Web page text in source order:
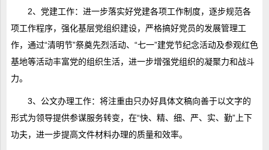
2、党建工作：进一步落实好党建各项工作制度，逐步规范各
项工作程序，强化基层党组织建设，严格搞好党员的发展管理工
作，通过“清明节”祭奠先烈活动、“七一”建党节纪念活动及参观红色
基地等活动丰富党的组织生活，进一步增强党组织的凝聚力和战斗
力。
3、公文办理工作：将注重由只办好具体文稿向善于以文字的
形式为领导提供参谋服务转变，在“快、精、细、严、实、勤”上下
功夫，进一步提高文件材料办理的质量和效率。